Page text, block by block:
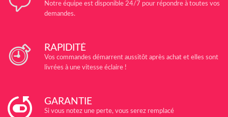
Notre équipe est disponible 24/7 pour répondre à toutes vos
demandes.
RAPIDITÉ
Vos commandes démarrent aussitôt après achat et elles sont
livrées à une vitesse éclaire !
GARANTIE
Si vous notez une perte, vous serez remplacé